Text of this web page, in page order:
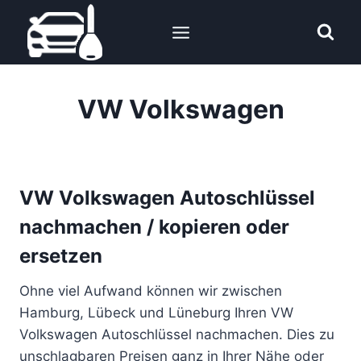
Inhalt
springen
VW Volkswagen
VW Volkswagen Autoschlüssel
nachmachen / kopieren oder
ersetzen
Ohne viel Aufwand können wir zwischen
Hamburg, Lübeck und Lüneburg Ihren VW
Volkswagen Autoschlüssel nachmachen. Dies zu
unschlagbaren Preisen ganz in Ihrer Nähe oder